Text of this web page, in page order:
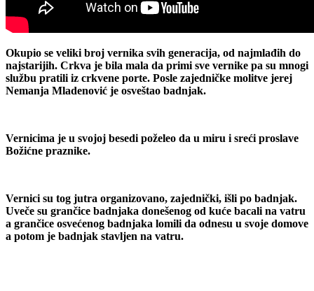
Okupio se veliki broj vernika svih generacija, od najmlađih do
najstarijih. Crkva je bila mala da primi sve vernike pa su mnogi
službu pratili iz crkvene porte. Posle zajedničke molitve jerej
Nemanja Mladenović je osveštao badnjak.
Vernicima je u svojoj besedi poželeo da u miru i sreći proslave
Božićne praznike.
Vernici su tog jutra organizovano, zajednički, išli po badnjak.
Uveče su grančice badnjaka donešenog od kuće bacali na vatru
a grančice osvećenog badnjaka lomili da odnesu u svoje domove
a potom je badnjak stavljen na vatru.